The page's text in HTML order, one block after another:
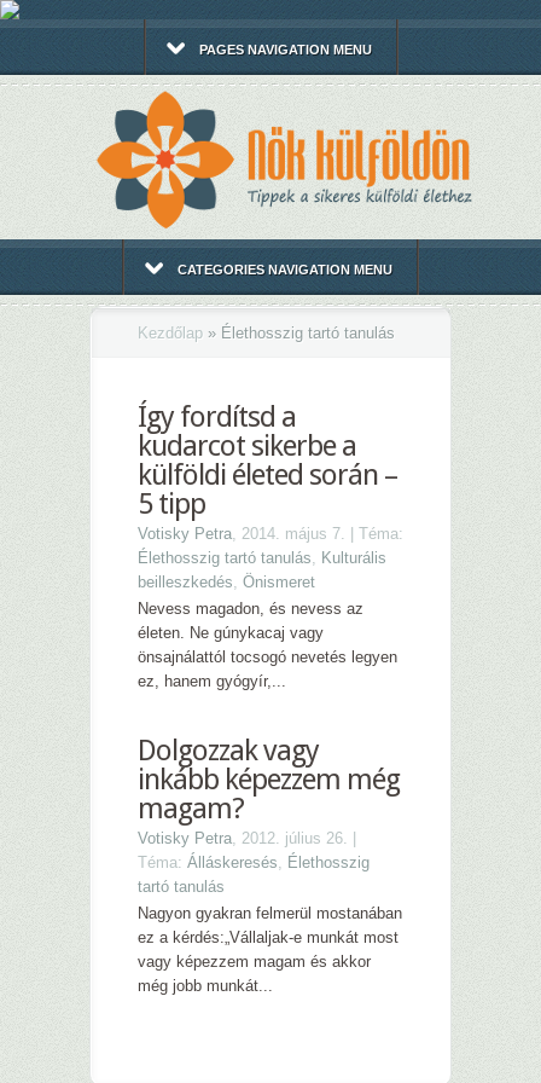
PAGES NAVIGATION MENU
CATEGORIES NAVIGATION MENU
Kezdőlap » Élethosszig tartó tanulás
Így fordítsd a
kudarcot sikerbe a
külföldi életed során –
5 tipp
Votisky Petra, 2014. május 7. | Téma:
Élethosszig tartó tanulás, Kulturális
beilleszkedés, Önismeret
Nevess magadon, és nevess az
életen. Ne gúnykacaj vagy
önsajnálattól tocsogó nevetés legyen
ez, hanem gyógyír,...
Dolgozzak vagy
inkább képezzem még
magam?
Votisky Petra, 2012. július 26. |
Téma: Álláskeresés, Élethosszig
tartó tanulás
Nagyon gyakran felmerül mostanában
ez a kérdés:„Vállaljak-e munkát most
vagy képezzem magam és akkor
még jobb munkát...